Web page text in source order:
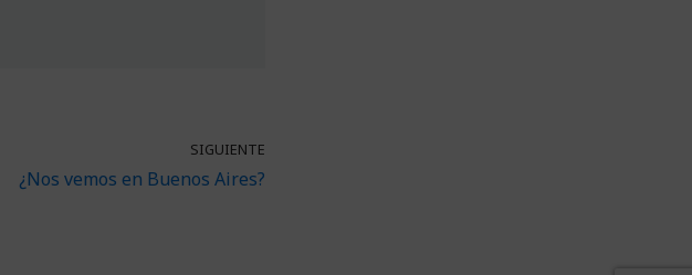
SIGUIENTE
¿Nos vemos en Buenos Aires?